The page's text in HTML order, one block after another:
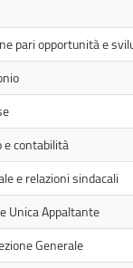
pari opportunità e
e contabilità
e relazioni sindacali
Unica Appaltante
Generale